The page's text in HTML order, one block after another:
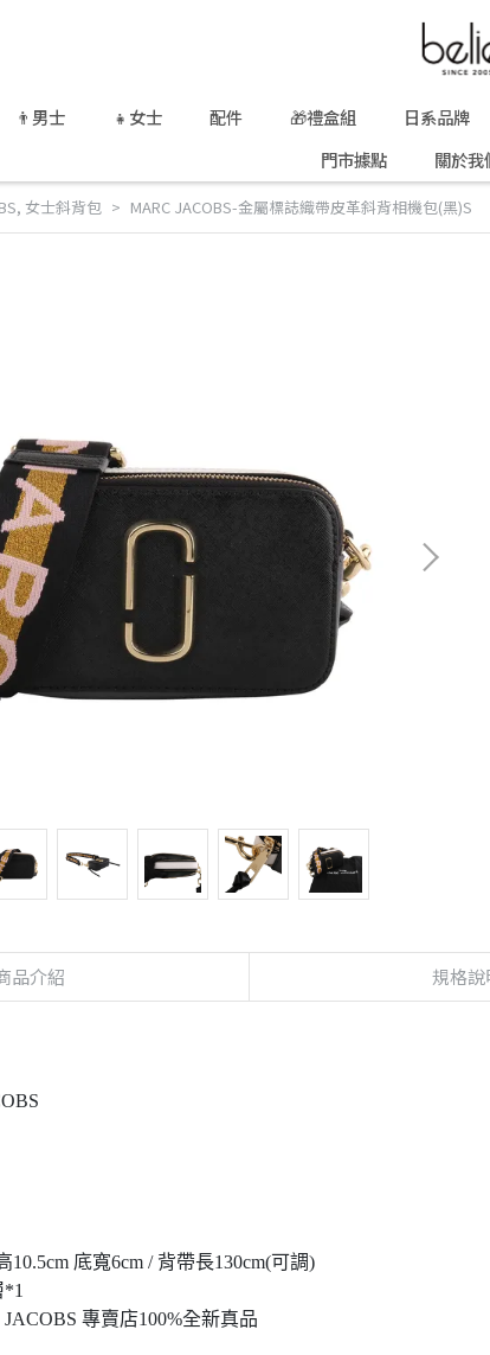
👨男士 👧女士 配件 🎁禮盒組 日系品牌
門市據點
關於我
, 女士斜背包 MARC JACOBS-金屬標誌織帶皮革斜背相機包(黑)S
品介紹 規格說
10.5cm 底寬6cm / 背帶長130cm(可調)
專賣店100%全新真品